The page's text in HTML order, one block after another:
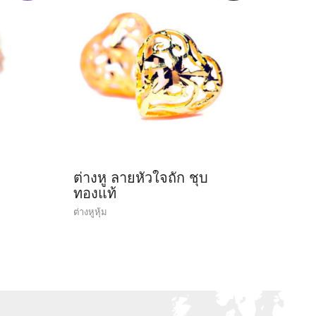
ต่างหู ลายหัวใจถัก ชุบ
ทองแท้
ต่างหูหุ้ม